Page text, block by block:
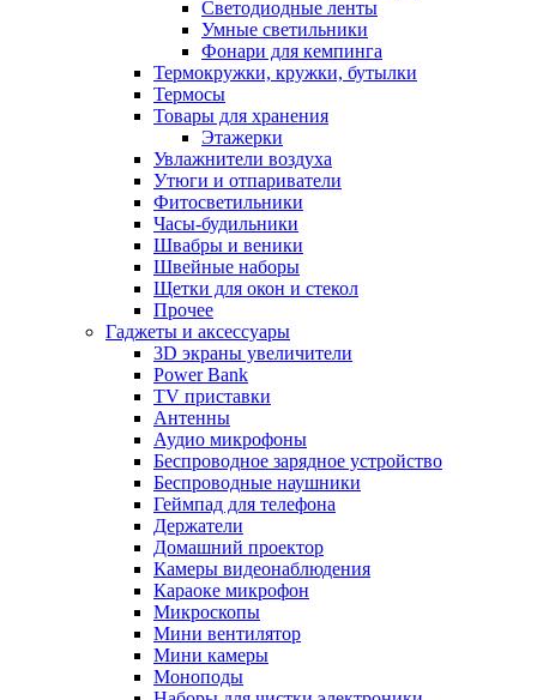
Светодиодные ленты
Умные светильники
Фонари для кемпинга
Термокружки, кружки, бутылки
Термосы
Товары для хранения
Этажерки
Увлажнители воздуха
Утюги и отпариватели
Фитосветильники
Часы-будильники
Швабры и веники
Швейные наборы
Щетки для окон и стекол
Прочее
Гаджеты и аксессуары
3D экраны увеличители
Power Bank
TV приставки
Антенны
Аудио микрофоны
Беспроводное зарядное устройство
Беспроводные наушники
Геймпад для телефона
Держатели
Домашний проектор
Камеры видеонаблюдения
Караоке микрофон
Микроскопы
Мини вентилятор
Мини камеры
Моноподы